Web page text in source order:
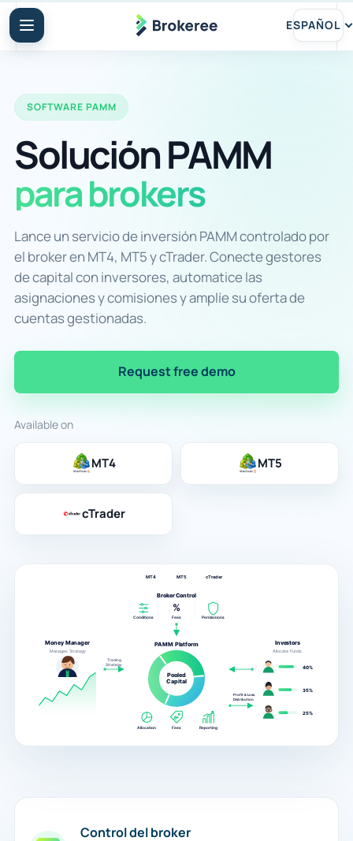
ESPAÑOL
SOFTWARE PAMM
Solución PAMM
para brokers
Lance un servicio de inversión PAMM controlado por
el broker en MT4, MT5 y cTrader. Conecte gestores
de capital con inversores, automatice las
asignaciones y comisiones y amplíe su oferta de
cuentas gestionadas.
Request free demo
Available on
MT4 MT5
cTrader
Control del broker